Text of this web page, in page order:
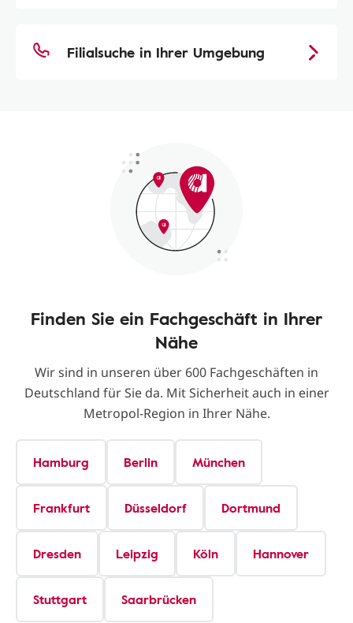
Filialsuche in Ihrer Umgebung
Finden Sie ein Fachgeschäft in Ihrer
Nähe
Wir sind in unseren über 600 Fachgeschäften in
Deutschland für Sie da. Mit Sicherheit auch in einer
Metropol-Region in Ihrer Nähe.
Hamburg Berlin München
Frankfurt Düsseldorf Dortmund
Dresden Leipzig Köln Hannover
Stuttgart Saarbrücken